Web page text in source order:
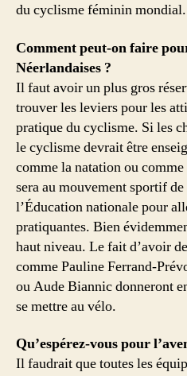
du cyclisme féminin mondial.
Comment peut-on faire
Néerlandaises ?
Il faut avoir un plus gros
trouver les leviers pour les
pratique du cyclisme. Si les
le cyclisme devrait être
comme la natation ou
sera au mouvement sportif
l’Éducation nationale pour
pratiquantes. Bien
haut niveau. Le fait d’avoir
comme Pauline Ferrand-
ou Aude Biannic donneront
se mettre au vélo.
Qu’espérez-vous pour
Il faudrait que toutes les